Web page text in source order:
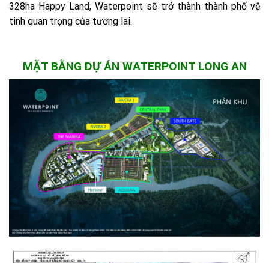
328ha Happy Land, Waterpoint sẽ trở thành thành phố vệ
tinh quan trọng của tương lai.
MẶT BẰNG DỰ ÁN WATERPOINT LONG AN